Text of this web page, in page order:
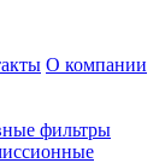
О компании
фильтры